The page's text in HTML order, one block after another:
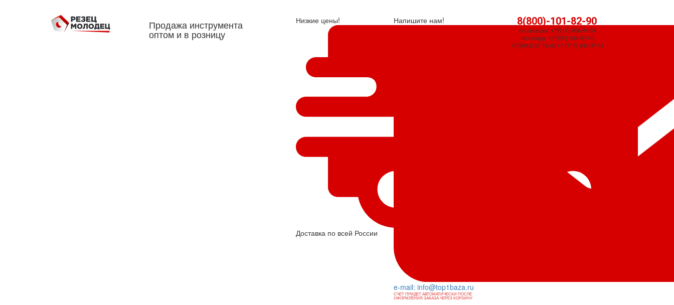
Продажа инструмента
оптом и в розницу
Низкие цены!
Доставка по всей России
Напишите нам!
e-mail: info@top1baza.ru
СЧЕТ ПРИДЕТ АВТОМАТИЧЕСКИ ПОСЛЕ
ОФОРМЛЕНИЯ ЗАКАЗА ЧЕРЕЗ КОРЗИНУ
8(800)-101-82-90
по заказам: +7(917)-836-91-54
по складу: +7(937)-544-47-76
+7(8442)-57-18-00 +7 (917) 849-37-14